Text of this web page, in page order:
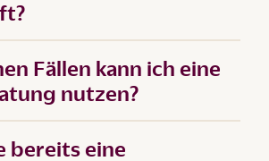
Fällen kann ich eine
nutzen?
bereits eine